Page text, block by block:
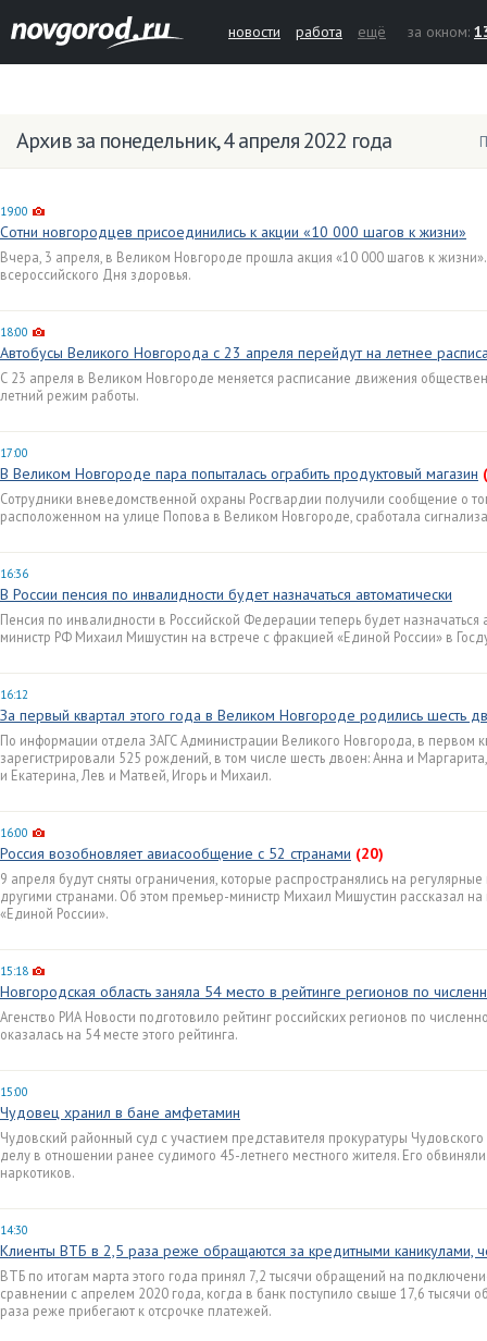
новости работа ещё за окном:
Архив за понедельник, 4 апреля 2022 года
19:00
Сотни новгородцев присоединились к акции «10 000 шагов к жизни»
Вчера, 3 апреля, в Великом Новгороде прошла акция «10 000 шагов к
всероссийского Дня здоровья.
18:00
Автобусы Великого Новгорода с 23 апреля перейдут на летнее
С 23 апреля в Великом Новгороде меняется расписание движения
летний режим работы.
17:00
В Великом Новгороде пара попыталась ограбить продуктовый магазин
Сотрудники вневедомственной охраны Росгвардии получили сообщение о
расположенном на улице Попова в Великом Новгороде, сработала
16:36
В России пенсия по инвалидности будет назначаться автоматически
Пенсия по инвалидности в Российской Федерации теперь будет
министр РФ Михаил Мишустин на встрече с фракцией «Единой России» в
16:12
За первый квартал этого года в Великом Новгороде родились шесть
По информации отдела ЗАГС Администрации Великого Новгорода, в первом
зарегистрировали 525 рождений, в том числе шесть двоен: Анна и
и Екатерина, Лев и Матвей, Игорь и Михаил.
16:00
Россия возобновляет авиасообщение с 52 странами (20)
9 апреля будут сняты ограничения, которые распространялись на
другими странами. Об этом премьер-министр Михаил Мишустин рассказал
«Единой России».
15:18
Новгородская область заняла 54 место в рейтинге регионов по
Агенство РИА Новости подготовило рейтинг российских регионов по
оказалась на 54 месте этого рейтинга.
15:00
Чудовец хранил в бане амфетамин
Чудовский районный суд с участием представителя прокуратуры
делу в отношении ранее судимого 45-летнего местного жителя. Его
наркотиков.
14:30
Клиенты ВТБ в 2,5 раза реже обращаются за кредитными каникулами,
ВТБ по итогам марта этого года принял 7,2 тысячи обращений на
сравнении с апрелем 2020 года, когда в банк поступило свыше 17,6 тысячи
раза реже прибегают к отсрочке платежей.